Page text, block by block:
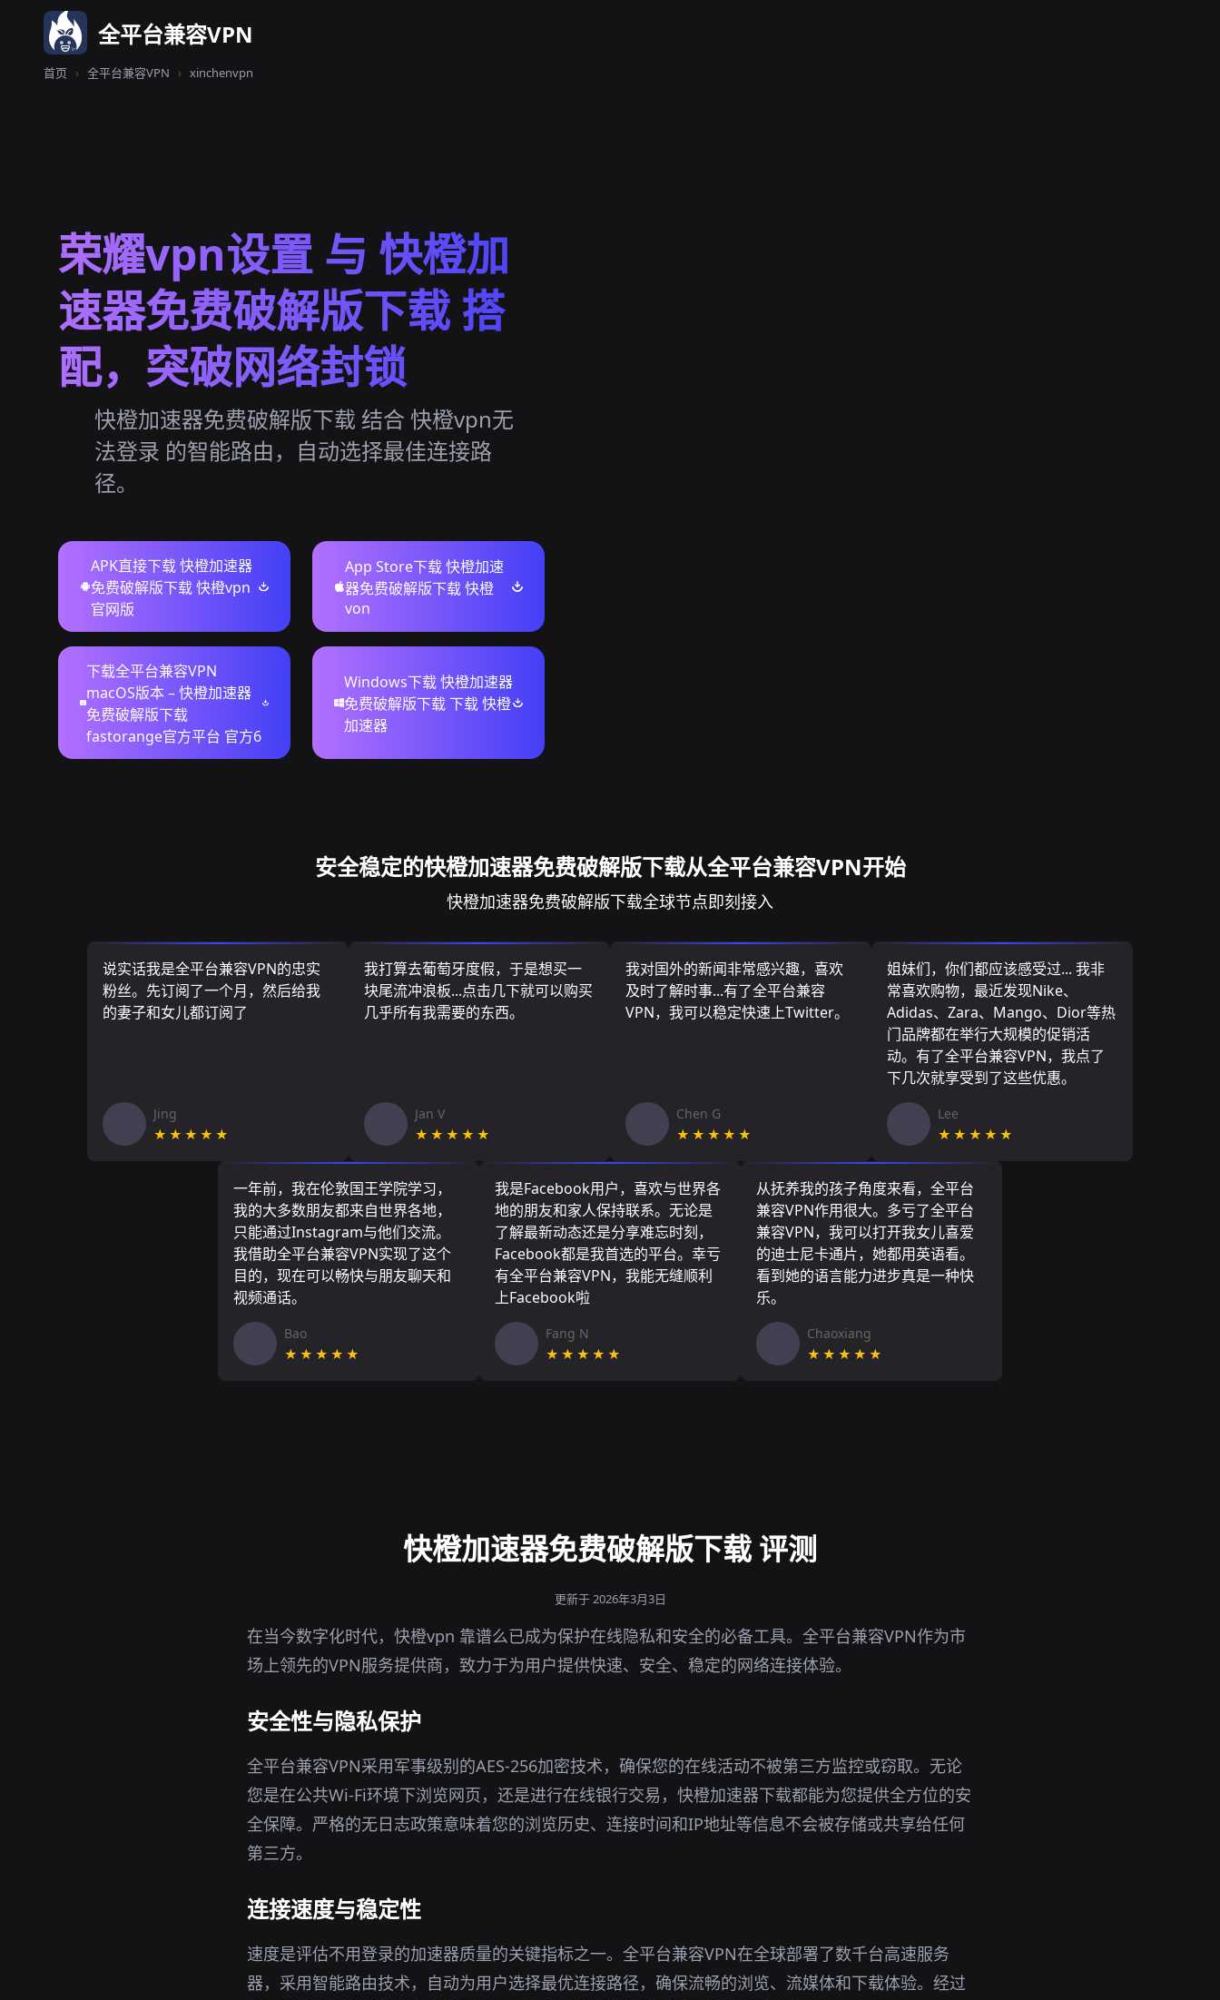
全平台兼容VPN
首页 › 全平台兼容VPN › xinchenvpn
荣耀vpn设置 与 快橙加
速器免费破解版下载 搭
配，突破网络封锁
快橙加速器免费破解版下载 结合 快橙vpn无
法登录 的智能路由，自动选择最佳连接路
径。
APK直接下载 快橙加速器
免费破解版下载 快橙vpn
官网版
App Store下载 快橙加速
器免费破解版下载 快橙
von
下载全平台兼容VPN
macOS版本 – 快橙加速器
免费破解版下载
fastorange官方平台 官方6
Windows下载 快橙加速器
免费破解版下载 下载 快橙
加速器
安全稳定的快橙加速器免费破解版下载从全平台兼容VPN开始
快橙加速器免费破解版下载全球节点即刻接入
说实话我是全平台兼容VPN的忠实
粉丝。先订阅了一个月，然后给我
的妻子和女儿都订阅了
Jing
★★★★★
我打算去葡萄牙度假，于是想买一
块尾流冲浪板...点击几下就可以购买
几乎所有我需要的东西。
Jan V
★★★★★
我对国外的新闻非常感兴趣，喜欢
及时了解时事...有了全平台兼容
VPN，我可以稳定快速上Twitter。
Chen G
★★★★★
姐妹们，你们都应该感受过... 我非
常喜欢购物，最近发现Nike、
Adidas、Zara、Mango、Dior等热
门品牌都在举行大规模的促销活
动。有了全平台兼容VPN，我点了
下几次就享受到了这些优惠。
Lee
★★★★★
一年前，我在伦敦国王学院学习，
我的大多数朋友都来自世界各地，
只能通过Instagram与他们交流。
我借助全平台兼容VPN实现了这个
目的，现在可以畅快与朋友聊天和
视频通话。
Bao
★★★★★
我是Facebook用户，喜欢与世界各
地的朋友和家人保持联系。无论是
了解最新动态还是分享难忘时刻，
Facebook都是我首选的平台。幸亏
有全平台兼容VPN，我能无缝顺利
上Facebook啦
Fang N
★★★★★
从抚养我的孩子角度来看，全平台
兼容VPN作用很大。多亏了全平台
兼容VPN，我可以打开我女儿喜爱
的迪士尼卡通片，她都用英语看。
看到她的语言能力进步真是一种快
乐。
Chaoxiang
★★★★★
快橙加速器免费破解版下载 评测
更新于 2026年3月3日
在当今数字化时代，快橙vpn 靠谱么已成为保护在线隐私和安全的必备工具。全平台兼容VPN作为市
场上领先的VPN服务提供商，致力于为用户提供快速、安全、稳定的网络连接体验。
安全性与隐私保护
全平台兼容VPN采用军事级别的AES-256加密技术，确保您的在线活动不被第三方监控或窃取。无论
您是在公共Wi-Fi环境下浏览网页，还是进行在线银行交易，快橙加速器下载都能为您提供全方位的安
全保障。严格的无日志政策意味着您的浏览历史、连接时间和IP地址等信息不会被存储或共享给任何
第三方。
连接速度与稳定性
速度是评估不用登录的加速器质量的关键指标之一。全平台兼容VPN在全球部署了数千台高速服务
器，采用智能路由技术，自动为用户选择最优连接路径，确保流畅的浏览、流媒体和下载体验。经过